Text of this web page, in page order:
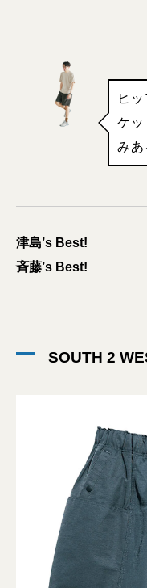
ヒ
ケ
みあ
津島’s Best!
斉藤’s Best!
SOUTH 2